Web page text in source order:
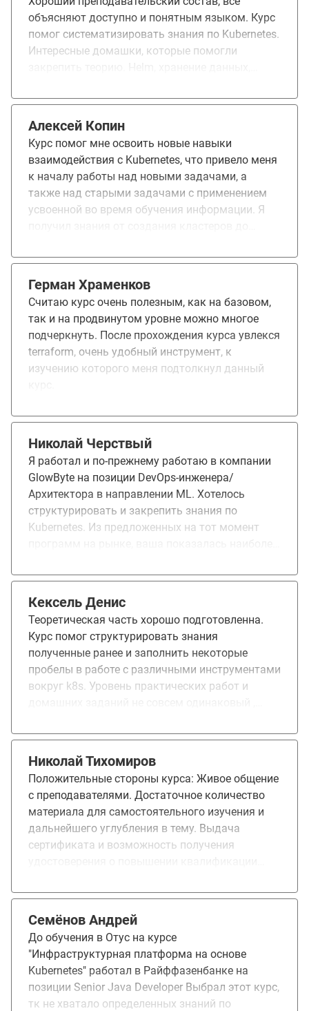
объясняют доступно и понятным языком. Курс
помог систематизировать знания по Kubernetes.
Интересные домашки, которые помогли
диагностика и отладка - самые важные темы
которые очень пригодились в работе.
Рекомендую курс для прохождения.
Алексей Копин
Курс помог мне освоить новые навыки
взаимодействия с Kubernetes, что привело меня
к началу работы над новыми задачами, а
также над старыми задачами с применением
усвоенной во время обучения информации. Я
понравился полностью.
Герман Храменков
Считаю курс очень полезным, как на базовом,
так и на продвинутом уровне можно многое
подчеркнуть. После прохождения курса увлекся
terraform, очень удобный инструмент, к
изучению которого меня подтолкнул данный
Николай Черствый
Я работал и по-прежнему работаю в компании
GlowByte на позиции DevOps-инженера/
Архитектора в направлении ML. Хотелось
структурировать и закрепить знания по
Kubernetes. Из предложенных на тот момент
преподавательский состав, возможность
и в удобное время, понравилось большинство
ДЗ, они были полезны. Возможно стоит
добавить что-то, что напрямую бы касалось
подготовки к экзамену CKA (Certified Kubernetes
Administrator), какие-то примеры того, что
ожидать на таком экзамене. Помогло
которых мало касался до этого. В будущем
хочу сдать экзамен CKA (Certified Kubernetes
Administrator).
Кексель Денис
Теоретическая часть хорошо подготовленна.
Курс помог структурировать знания
полученные ранее и заполнить некоторые
пробелы в работе с различными инструментами
вокруг k8s. Уровень практических работ и
решения дополнительно к материалам курса.
Не считаю это минусом, даже наоборот
повышает эффект обучения.
Николай Тихомиров
Положительные стороны курса: Живое общение
с преподавателями. Достаточное количество
материала для самостоятельного изучения и
дальнейшего углубления в тему. Выдача
сертификата и возможность получения
получения налогового вычета. Курс вызвал
больше положительных эмоций.
Семёнов Андрей
До обучения в Отус на курсе
"Инфраструктурная платформа на основе
Kubernetes" работал в Райффазенбанке на
позиции Senior Java Developer Выбрал этот курс,
тк не хватало определенных знаний по